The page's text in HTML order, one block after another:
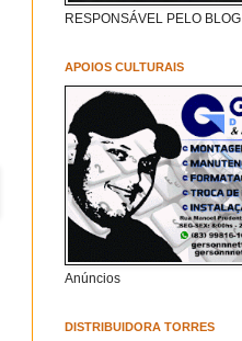
RESPONSÁVEL PELO BLOG
APOIOS CULTURAIS
Anúncios
DISTRIBUIDORA TORRES